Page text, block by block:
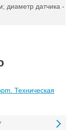
диаметр датчика -
Техническая